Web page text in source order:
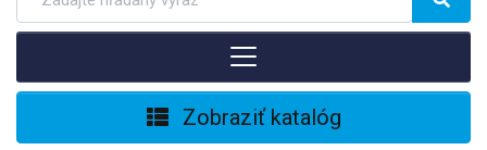
Zobraziť katalóg